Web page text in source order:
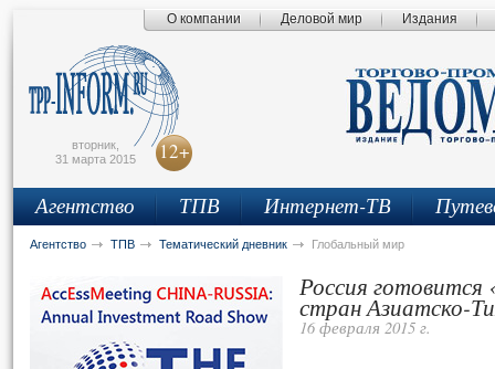
О компании Деловой мир Издания
вторник,
31 марта 2015
12+
Агентство ТПВ Интернет-ТВ
Агентство ТПВ Тематический дневник Глобальный мир
Россия готовится
стран Азиатско-
16 февраля 2015 г.